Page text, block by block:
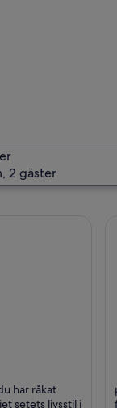
2 gäster
har råkat
setets livsstil i